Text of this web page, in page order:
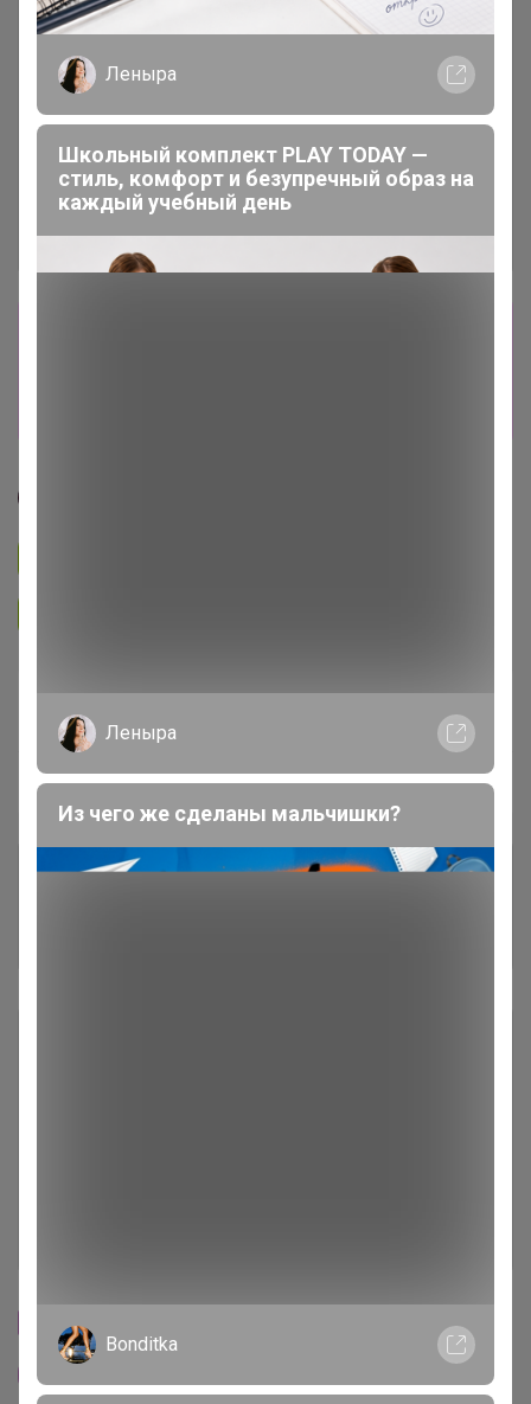
В архиве Собрано
72 %
Пристрой 5 лотов
Комментарии к лотам 888
Cтраничка организатора
Леныра
Школьный комплект PLAY TODAY —
стиль, комфорт и безупречный образ на
каждый учебный день
Леныра
Из чего же сделаны мальчишки?
Bonditka